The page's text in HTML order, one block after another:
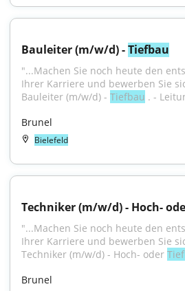
Bauleiter (m/w/d) - Tiefbau
"...Machen Sie noch heute den
Ihrer Karriere und bewerben Sie
Bauleiter (m/w/d) - Tiefbau . -
Brunel
Bielefeld
Techniker (m/w/d) - Hoch-
"...Machen Sie noch heute den
Ihrer Karriere und bewerben Sie
Techniker (m/w/d) - Hoch- oder
Brunel